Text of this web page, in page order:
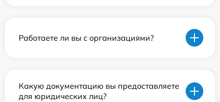
Работаете ли вы с организациями?
Какую документацию вы предоставляете
для юридических лиц?